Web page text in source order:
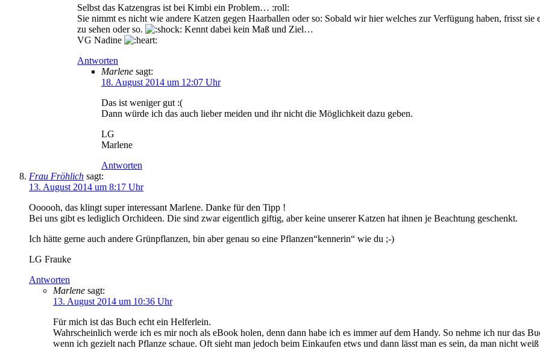
Selbst das Katzengras ist bei Kimbi ein Problem… :roll:
Sie nimmt es nicht wie andere Katzen gegen Haarballen oder so: Sobald wir hier welches zur Verfügung haben, frisst
zu sehen oder so.
Kennt dabei kein Maß und Ziel…
VG Nadine
Antworten
Marlene sagt:
18. August 2014 um 12:07 Uhr
Das ist weniger gut :(
Dann würde ich das auch lieber meiden und ihr nicht die Möglichkeit dazu geben.
LG
Marlene
Antworten
Frau Fröhlich sagt:
13. August 2014 um 8:17 Uhr
Oooooh, das klingt super interessant Marlene. Danke für den Tipp !
Bei uns gibt es lediglich Orchideen. Die sind zwar eigentlich giftig, aber keine unserer Katzen hat ihnen je Beachtung geschenkt.
Ich hätte gerne auch andere Grünpflanzen, bin aber genau so eine Pflanzen“kennerin“ wie du ;-)
LG Frauke
Antworten
Marlene sagt:
13. August 2014 um 10:36 Uhr
Für mich ist das Buch echt ein Helferlein.
Wahrscheinlich werde ich es mir noch als eBook holen, denn dann habe ich es immer auf dem Handy. So nehme ich nur das
wenn ich gezielt nach Pflanze schaue. Oft sieht man jedoch beim Einkaufen etws und dann lässt man es sein, da man nicht